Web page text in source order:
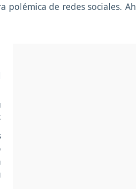
de redes sociales.